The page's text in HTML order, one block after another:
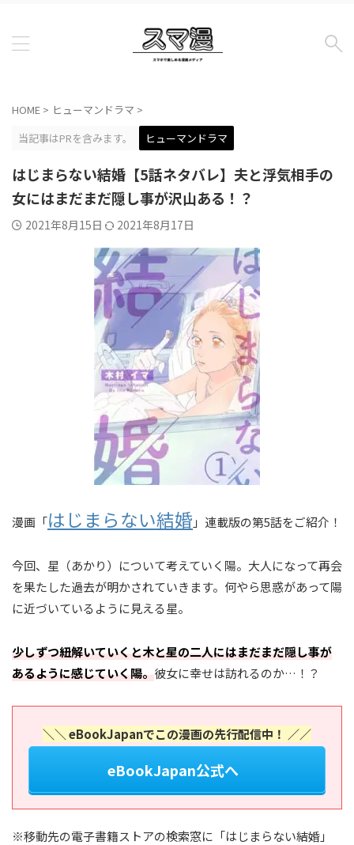
HOME > ヒューマンドラマ >
当記事はPRを含みます。
ヒューマンドラマ
はじまらない結婚【5話ネタバレ】夫と浮気相手の
女にはまだまだ隠し事が沢山ある！？
2021年8月15日 2021年8月17日
漫画「はじまらない結婚 」連載版の第5話をご紹介！
今回、星（あかり）について考えていく陽。大人になって再会
を果たした過去が明かされていきます。何やら思惑があって陽
に近づいているように見える星。
少しずつ紐解いていくと木と星の二人にはまだまだ隠し事が
あるように感じていく陽。彼女に幸せは訪れるのか…！？
＼＼ eBookJapanでこの漫画の先行配信中！ ／／
eBookJapan公式へ
※移動先の電子書籍ストアの検索窓に「はじまらない結婚」